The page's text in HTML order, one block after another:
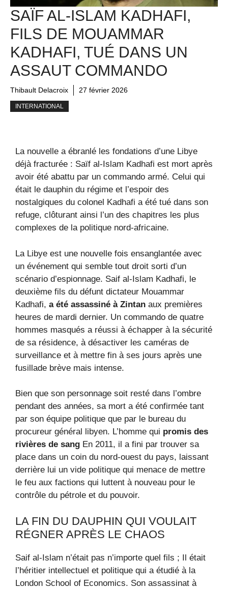
SAÏF AL-ISLAM KADHAFI,
FILS DE MOUAMMAR
KADHAFI, TUÉ DANS UN
ASSAUT COMMANDO
Thibault Delacroix 27 février 2026
INTERNATIONAL
La nouvelle a ébranlé les fondations d’une Libye
déjà fracturée : Saïf al-Islam Kadhafi est mort après
avoir été abattu par un commando armé. Celui qui
était le dauphin du régime et l’espoir des
nostalgiques du colonel Kadhafi a été tué dans son
refuge, clôturant ainsi l’un des chapitres les plus
complexes de la politique nord-africaine.
La Libye est une nouvelle fois ensanglantée avec
un événement qui semble tout droit sorti d’un
scénario d’espionnage. Saif al-Islam Kadhafi, le
deuxième fils du défunt dictateur Mouammar
Kadhafi, a été assassiné à Zintan aux premières
heures de mardi dernier. Un commando de quatre
hommes masqués a réussi à échapper à la sécurité
de sa résidence, à désactiver les caméras de
surveillance et à mettre fin à ses jours après une
fusillade brève mais intense.
Bien que son personnage soit resté dans l’ombre
pendant des années, sa mort a été confirmée tant
par son équipe politique que par le bureau du
procureur général libyen. L’homme qui promis des
rivières de sang En 2011, il a fini par trouver sa
place dans un coin du nord-ouest du pays, laissant
derrière lui un vide politique qui menace de mettre
le feu aux factions qui luttent à nouveau pour le
contrôle du pétrole et du pouvoir.
LA FIN DU DAUPHIN QUI VOULAIT
RÉGNER APRÈS LE CHAOS
Saif al-Islam n’était pas n’importe quel fils ; Il était
l’héritier intellectuel et politique qui a étudié à la
London School of Economics. Son assassinat à